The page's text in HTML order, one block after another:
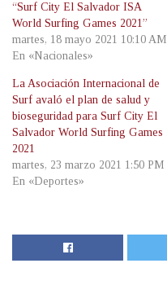
“Surf City El Salvador ISA
World Surfing Games 2021”
martes, 18 mayo 2021 10:10 AM
En «Nacionales»
La Asociación Internacional de
Surf avaló el plan de salud y
bioseguridad para Surf City El
Salvador World Surfing Games
2021
martes, 23 marzo 2021 1:50 PM
En «Deportes»